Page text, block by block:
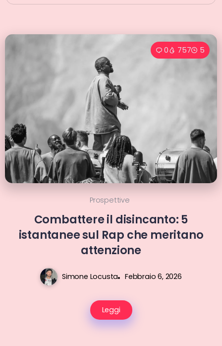
0 757 5
Prospettive
Combattere il disincanto: 5
istantanee sul Rap che meritano
attenzione
Simone Locusta Febbraio 6, 2026
Leggi